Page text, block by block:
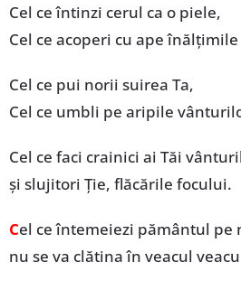
Cel ce întinzi cerul ca o piele,
Cel ce acoperi cu ape
Cel ce pui norii suirea Ta,
Cel ce umbli pe aripile
Cel ce faci crainici ai Tăi
și slujitori Ție, flăcările focului.
Cel ce întemeiezi pământul pe
nu se va clătina în veacul